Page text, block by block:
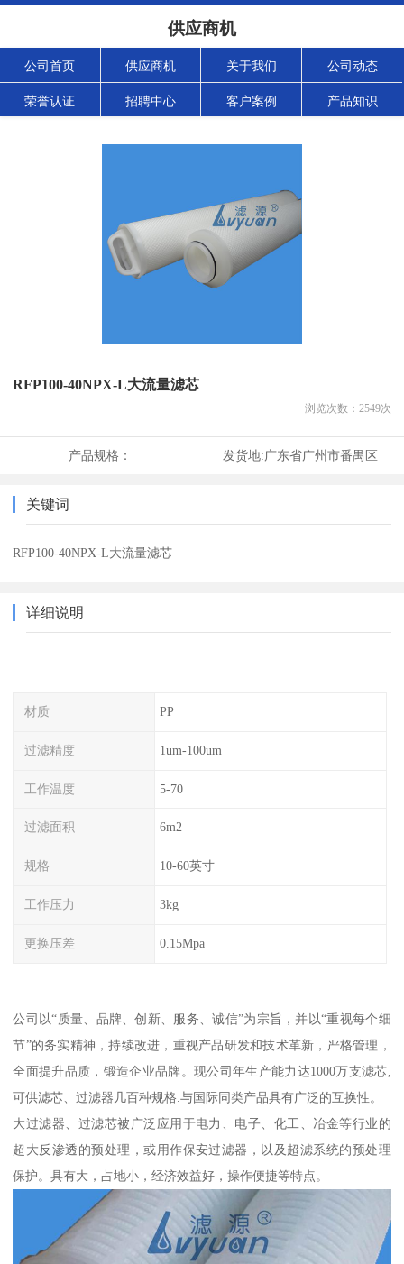
供应商机
公司首页 供应商机 关于我们 公司动态
荣誉认证 招聘中心 客户案例 产品知识
RFP100-40NPX-L大流量滤芯
浏览次数： 2549次
产品规格： 发货地:广东省广州市番禺区
关键词
RFP100-40NPX-L大流量滤芯
详细说明
材质 PP
过滤精度 1um-100um
工作温度 5-70
过滤面积 6m2
规格 10-60英寸
工作压力 3kg
更换压差 0.15Mpa
公司以“质量、品牌、创新、服务、诚信”为宗旨，并以“重视每个细
节”的务实精神，持续改进，重视产品研发和技术革新，严格管理，
全面提升品质，锻造企业品牌。现公司年生产能力达1000万支滤芯,
可供滤芯、过滤器几百种规格.与国际同类产品具有广泛的互换性。
大过滤器、过滤芯被广泛应用于电力、电子、化工、冶金等行业的
超大反渗透的预处理，或用作保安过滤器，以及超滤系统的预处理
保护。具有大，占地小，经济效益好，操作便捷等特点。